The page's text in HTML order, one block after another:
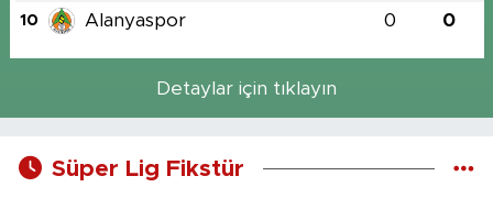
10 Alanyaspor 0 0
Detaylar için tıklayın
Süper Lig Fikstür